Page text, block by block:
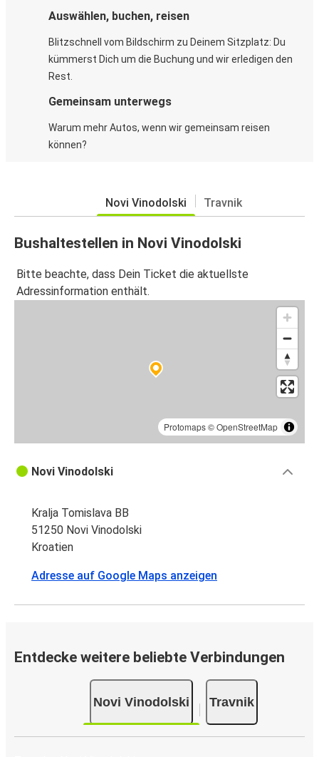
Auswählen, buchen, reisen
Blitzschnell vom Bildschirm zu Deinem Sitzplatz: Du
kümmerst Dich um die Buchung und wir erledigen den
Rest.
Gemeinsam unterwegs
Warum mehr Autos, wenn wir gemeinsam reisen
können?
Novi Vinodolski Travnik
Bushaltestellen in Novi Vinodolski
Bitte beachte, dass Dein Ticket die aktuellste
Adressinformation enthält.
Protomaps©OpenStreetMap
Novi Vinodolski
Kralja Tomislava BB
51250 Novi Vinodolski
Kroatien
Adresse auf Google Maps anzeigen
Entdecke weitere beliebte Verbindungen
Novi Vinodolski Travnik